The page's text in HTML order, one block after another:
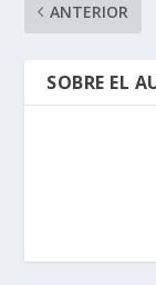
ANTERIOR
SOBRE EL